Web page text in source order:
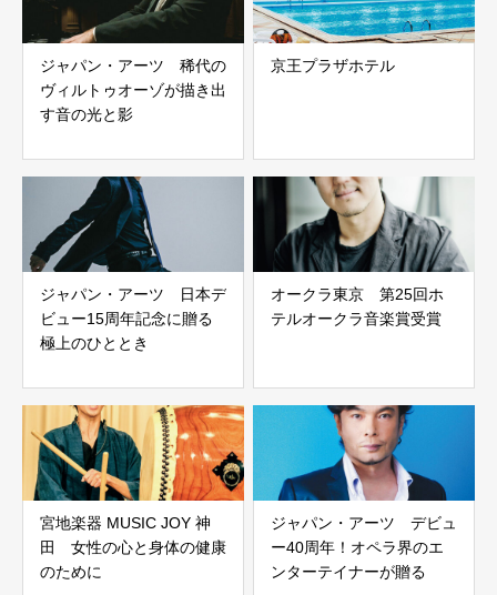
ジャパン・アーツ 稀代の
ヴィルトゥオーゾが描き出
す音の光と影
京王プラザホテル
ジャパン・アーツ 日本デ
ビュー15周年記念に贈る
極上のひととき
オークラ東京 第25回ホ
テルオークラ音楽賞受賞
宮地楽器 MUSIC JOY 神
田 女性の心と身体の健康
のために
ジャパン・アーツ デビュ
ー40周年！オペラ界のエ
ンターテイナーが贈る